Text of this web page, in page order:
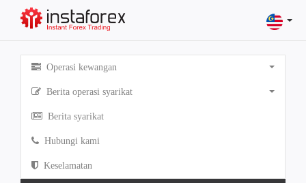
Operasi kewangan
Berita operasi syarikat
Berita syarikat
Hubungi kami
Keselamatan